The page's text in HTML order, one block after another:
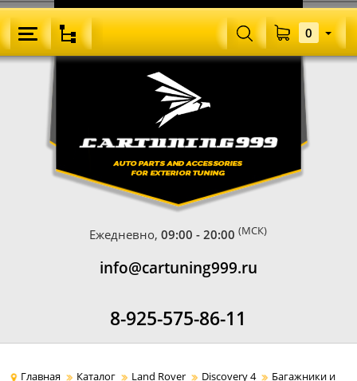
Ежедневно,09:00 - 20:00 (МСК)
info@cartuning999.ru
8-925-575-86-11
0
Главная Каталог Land Rover Discovery 4
Багажники и